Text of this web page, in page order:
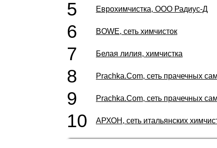
5 Еврохимчистка, ООО Радиус-Д
6 BOWE, сеть химчисток
7 Белая лилия, химчистка
8 Prachka.Com, сеть прачечных
9 Prachka.Com, сеть прачечных
10 АРХОН, сеть итальянских